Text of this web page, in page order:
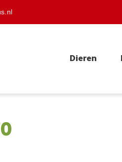
Dieren